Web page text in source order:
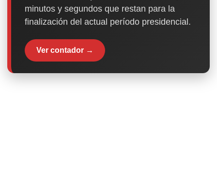
minutos y segundos que restan para la
finalización del actual período presidencial.
Ver contador →